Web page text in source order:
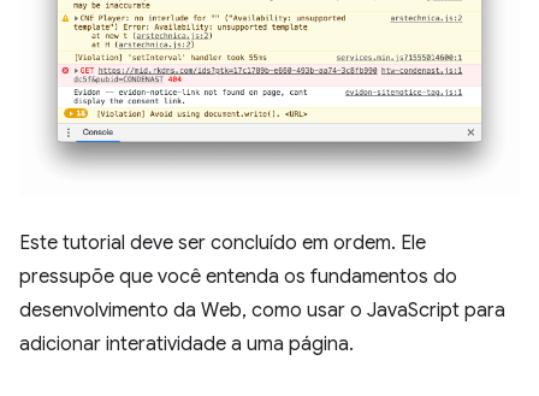
Este tutorial deve ser concluído em ordem. Ele
pressupõe que você entenda os fundamentos do
desenvolvimento da Web, como usar o JavaScript para
adicionar interatividade a uma página.